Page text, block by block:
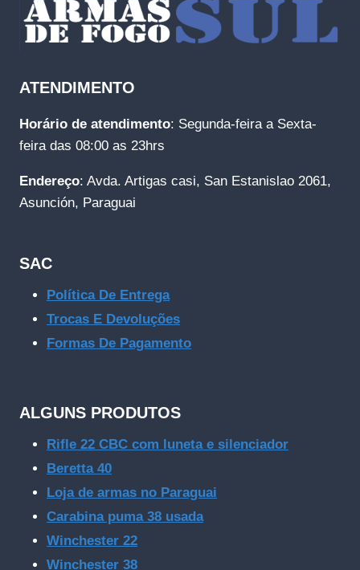
ATENDIMENTO
Horário de atendimento: Segunda-feira a Sexta-
feira das 08:00 as 23hrs
Endereço: Avda. Artigas casi, San Estanislao 2061,
Asunción, Paraguai
SAC
Política De Entrega
Trocas E Devoluções
Formas De Pagamento
ALGUNS PRODUTOS
Rifle 22 CBC com luneta e silenciador
Beretta 40
Loja de armas no Paraguai
Carabina puma 38 usada
Winchester 22
Winchester 38